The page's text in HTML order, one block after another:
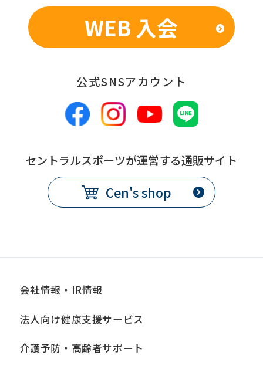
We
ask
that
fully
understand
this
using
the
service.
WEB 入会
公式SNSアカウント
セントラルスポーツが運営する通販サイト
Cen's shop
会社情報・IR情報
法人向け健康支援サービス
介護予防・高齢者サポート